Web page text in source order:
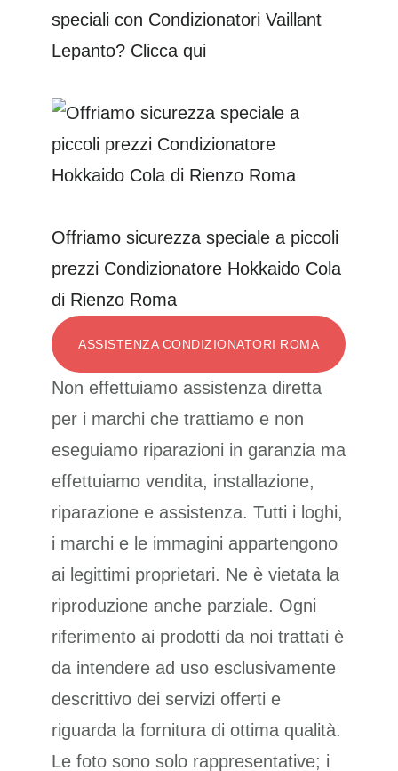
speciali con Condizionatori Vaillant
Lepanto? Clicca qui
Offriamo sicurezza speciale a piccoli
prezzi Condizionatore Hokkaido Cola
di Rienzo Roma
ASSISTENZA CONDIZIONATORI ROMA
Non effettuiamo assistenza diretta
per i marchi che trattiamo e non
eseguiamo riparazioni in garanzia ma
effettuiamo vendita, installazione,
riparazione e assistenza. Tutti i loghi,
i marchi e le immagini appartengono
ai legittimi proprietari. Ne è vietata la
riproduzione anche parziale. Ogni
riferimento ai prodotti da noi trattati è
da intendere ad uso esclusivamente
descrittivo dei servizi offerti e
riguarda la fornitura di ottima qualità.
Le foto sono solo rappresentative; i